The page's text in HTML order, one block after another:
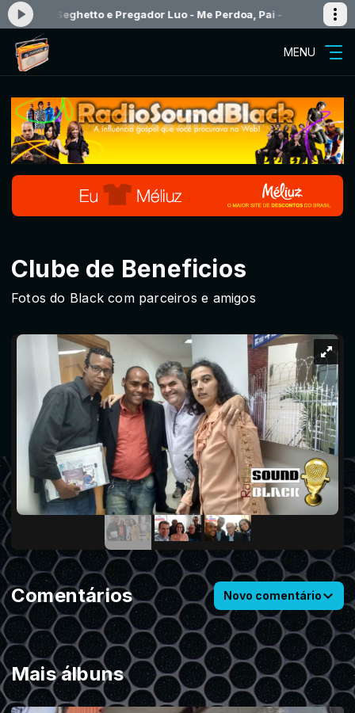
e Pregador Luo - Me Perdoa, Pai - Radiosoundblack
MENU
Clube de Beneficios
Fotos do Black com parceiros e amigos
Mais álbuns
Comentários Novo comentário